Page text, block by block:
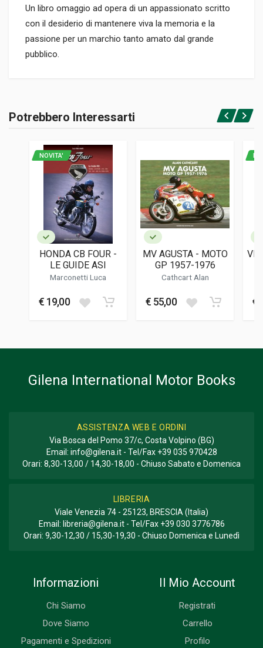
Un libro omaggio ad opera di un appassionato scritto
con il desiderio di mantenere viva la memoria e la
passione per un marchio tanto amato dal grande
pubblico.
Brossura
LINGUA DEL TESTO
DATA DI STAMPA
04/2019
21 x 30 x 1 cm
Informazioni aggiuntive
Accedi o registrati
Potrebbero Interessarti
NOVITA'
HONDA CB FOUR -
LE GUIDE ASI
Marconetti Luca
€ 19,00
MV AGUSTA - MOTO
GP 1957-1976
Cathcart Alan
€ 55,00 €
Gilena International Motor Books
ASSISTENZA WEB E ORDINI
Via Bosca del Pomo 37/c, Costa Volpino (BG)
Email: info@gilena.it- Tel/Fax +39 035 970428
Orari: 8,30-13,00 / 14,30-18,00 - Chiuso Sabato e Domenica
LIBRERIA
Viale Venezia 74 - 25123, BRESCIA (Italia)
Email: libreria@gilena.it- Tel/Fax +39 030 3776786
Orari: 9,30-12,30 / 15,30-19,30 - Chiuso Domenica e Lunedì
Informazioni
Chi Siamo
Dove Siamo
Pagamenti e Spedizioni
Il Mio Account
Registrati
Carrello
Profilo